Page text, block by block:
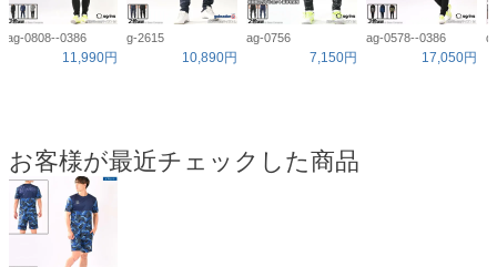
ag-0808--0386
11,990円
g-2615
10,890円
ag-0756
7,150円
ag-0578--0386
17,050円
お客様が最近チェックした商品